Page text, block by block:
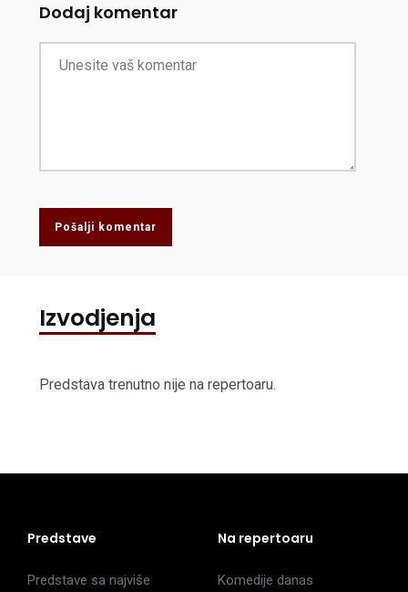
Dodaj komentar
Pošalji komentar
Izvodjenja
Predstava trenutno nije na repertoaru.
Predstave
Predstave sa najviše
Na repertoaru
Komedije danas